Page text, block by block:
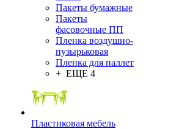
Пакеты бумажные
Пакеты
фасовочные ПП
Пленка воздушно-
пузырьковая
Пленка для паллет
+ ЕЩЕ 4
Пластиковая мебель